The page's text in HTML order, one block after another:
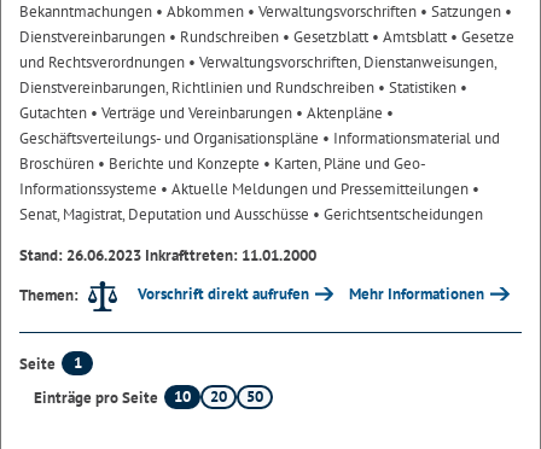
Bekanntmachungen • Abkommen • Verwaltungsvorschriften • Satzungen •
Dienstvereinbarungen • Rundschreiben • Gesetzblatt• Amtsblatt• Gesetze
und Rechtsverordnungen • Verwaltungsvorschriften, Dienstanweisungen,
Dienstvereinbarungen, Richtlinien und Rundschreiben • Statistiken •
Gutachten • Verträge und Vereinbarungen • Aktenpläne •
Geschäftsverteilungs- und Organisationspläne • Informationsmaterial und
Broschüren • Berichte und Konzepte • Karten, Pläne und Geo-
Informationssysteme • Aktuelle Meldungen und Pressemitteilungen •
Senat, Magistrat, Deputation und Ausschüsse • Gerichtsentscheidungen
Stand: 26.06.2023 Inkrafttreten: 11.01.2000
Themen:
Vorschrift direkt aufrufen Mehr Informationen
Seite
1
Einträge pro Seite
10 20 50